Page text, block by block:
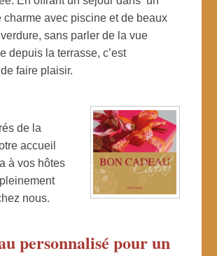
charme avec piscine et de beaux
sans parler de la vue
depuis la terrasse, c’est
de faire plaisir.
de la
accueil
à vos hôtes
nous.
personnalisé pour un